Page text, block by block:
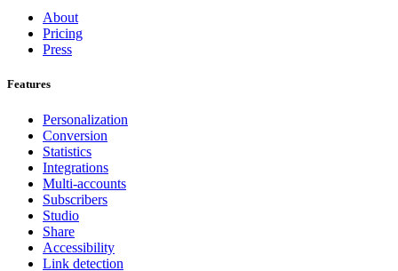
About
Pricing
Press
Features
Personalization
Conversion
Statistics
Integrations
Multi-accounts
Subscribers
Studio
Share
Accessibility
Link detection